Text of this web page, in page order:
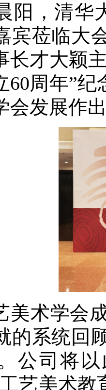
阳，清华
宾莅临大
长才大颖
60周年”
会发展作
美术学会
的系统回
公司将
艺美术